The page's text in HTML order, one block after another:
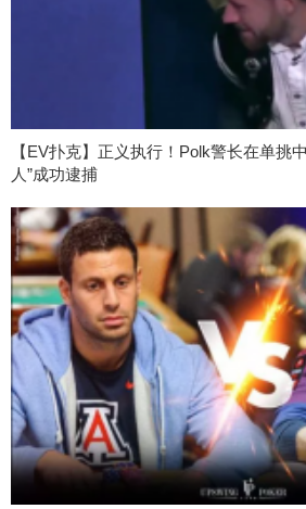
【EV扑克】正义执行！Polk警长在单挑
人”成功逮捕